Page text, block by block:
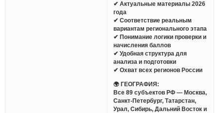
✔ Актуальные материалы 2026
года
✔ Соответствие реальным
вариантам регионального этапа
✔ Понимание логики проверки и
начисления баллов
✔ Удобная структура для
анализа и подготовки
✔ Охват всех регионов России
🌍 ГЕОГРАФИЯ:
Все 89 субъектов РФ — Москва,
Санкт-Петербург, Татарстан,
Урал, Сибирь, Дальний Восток и